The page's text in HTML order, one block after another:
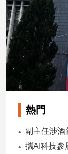
子/
感
情
藝
術
文
創
影
熱門